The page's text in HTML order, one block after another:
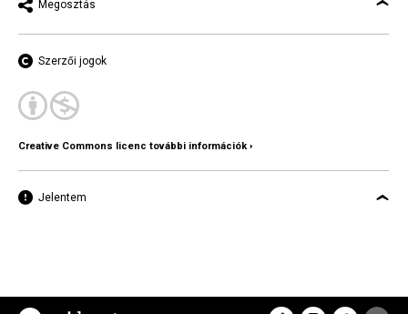
Megosztás
Szerzői jogok
Creative Commons licenc további információk ›
Jelentem